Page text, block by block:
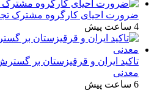
ضرورت احیای کارگروه مشترک
4 ساعت پیش
تاکید ایران و قرقیزستان بر
معدنی
6 ساعت پیش